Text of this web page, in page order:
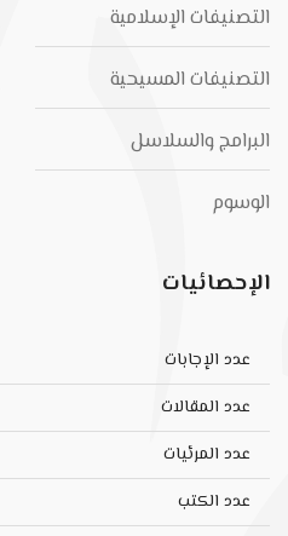
التصنيفات الإسلامية
التصنيفات المسيحية
البرامج والسلاسل
الوسوم
الإحصائيات
عدد الإجابات
عدد المقالات
عدد المرئيات
عدد الكتب